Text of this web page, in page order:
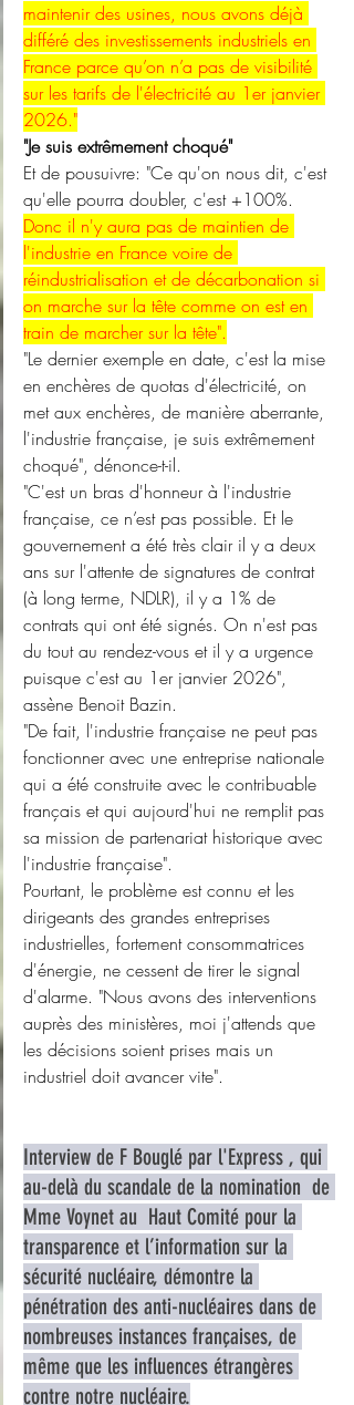
maintenir des usines, nous avons déjà
différé des investissements industriels en
France parce qu’on n’a pas de visibilité
sur les tarifs de l'électricité au 1er janvier
2026."
"Je suis extrêmement choqué"
Et de pousuivre: "Ce qu'on nous dit, c'est
qu'elle pourra doubler, c'est +100%.
Donc il n'y aura pas de maintien de
l'industrie en France voire de
réindustrialisation et de décarbonation si
on marche sur la tête comme on est en
train de marcher sur la tête".
"Le dernier exemple en date, c'est la mise
en enchères de quotas d'électricité, on
met aux enchères, de manière aberrante,
l'industrie française, je suis extrêmement
choqué", dénonce-t-il.
"C'est un bras d'honneur à l'industrie
française, ce n’est pas possible. Et le
gouvernement a été très clair il y a deux
ans sur l'attente de signatures de contrat
(à long terme, NDLR), il y a 1% de
contrats qui ont été signés. On n'est pas
du tout au rendez-vous et il y a urgence
puisque c'est au 1er janvier 2026",
assène Benoit Bazin.
"De fait, l'industrie française ne peut pas
fonctionner avec une entreprise nationale
qui a été construite avec le contribuable
français et qui aujourd'hui ne remplit pas
sa mission de partenariat historique avec
l'industrie française".
Pourtant, le problème est connu et les
dirigeants des grandes entreprises
industrielles, fortement consommatrices
d'énergie, ne cessent de tirer le signal
d'alarme. "Nous avons des interventions
auprès des ministères, moi j'attends que
les décisions soient prises mais un
industriel doit avancer vite".
Interview de F Bouglé par l'Express , qui
au-delà du scandale de la nomination  de
Mme Voynet au  Haut Comité pour la
transparence et l’information sur la
sécurité nucléaire, démontre la
pénétration des anti-nucléaires dans de
nombreuses instances françaises, de
même que les influences étrangères
contre notre nucléaire.